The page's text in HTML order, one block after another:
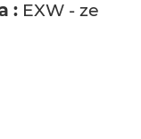
: EXW - ze